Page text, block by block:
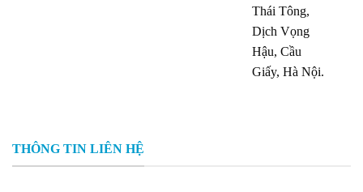
Thái Tông,
Dịch Vọng
Hậu, Cầu
Giấy, Hà Nội.
THÔNG TIN LIÊN HỆ